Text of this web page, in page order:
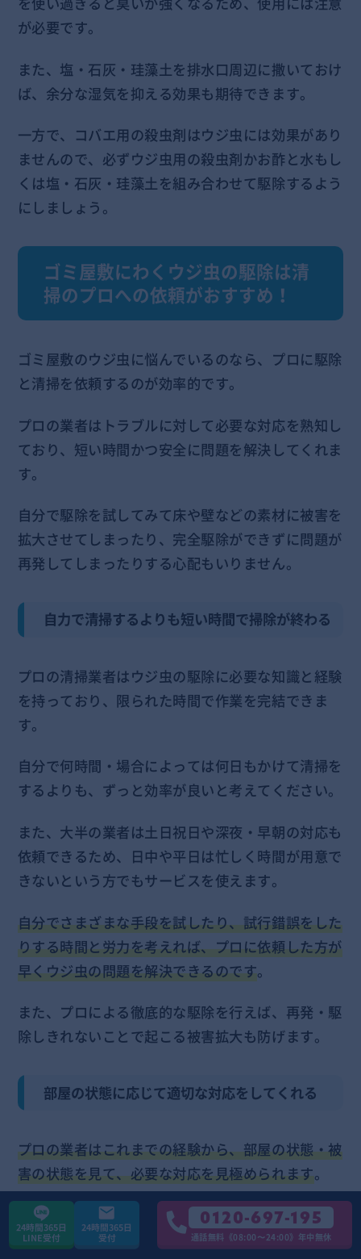
が必要です。
また、塩・石灰・珪藻土を排水口周辺に撒いておけ
ば、余分な湿気を抑える効果も期待できます。
一方で、コバエ用の殺虫剤はウジ虫には効果があり
ませんので、必ずウジ虫用の殺虫剤かお酢と水もし
くは塩・石灰・珪藻土を組み合わせて駆除するよう
にしましょう。
ゴミ屋敷にわくウジ虫の駆除は清
掃のプロへの依頼がおすすめ！
ゴミ屋敷のウジ虫に悩んでいるのなら、プロに駆除
と清掃を依頼するのが効率的です。
プロの業者はトラブルに対して必要な対応を熟知し
ており、短い時間かつ安全に問題を解決してくれま
す。
自分で駆除を試してみて床や壁などの素材に被害を
拡大させてしまったり、完全駆除ができずに問題が
再発してしまったりする心配もいりません。
自力で清掃するよりも短い時間で掃除が終わる
プロの清掃業者はウジ虫の駆除に必要な知識と経験
を持っており、限られた時間で作業を完結できま
す。
自分で何時間・場合によっては何日もかけて清掃を
するよりも、ずっと効率が良いと考えてください。
また、大半の業者は土日祝日や深夜・早朝の対応も
依頼できるため、日中や平日は忙しく時間が用意で
きないという方でもサービスを使えます。
自分でさまざまな手段を試したり、試行錯誤をした
りする時間と労力を考えれば、プロに依頼した方が
早くウジ虫の問題を解決できるのです。
また、プロによる徹底的な駆除を行えば、再発・駆
除しきれないことで起こる被害拡大も防げます。
部屋の状態に応じて適切な対応をしてくれる
プロの業者はこれまでの経験から、部屋の状態・被
害の状態を見て、必要な対応を見極められます。
例えば、特殊なガス状の殺虫剤の噴霧により、ハエ
も含めた徹底駆除までできるのは、プロでなければ
24時間365日
LINE受付
24時間365日
受付
0120-697-195
通話無料《08:00〜24:00》年中無休